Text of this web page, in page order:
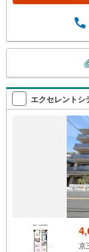
検
索
条
エクセレント
京